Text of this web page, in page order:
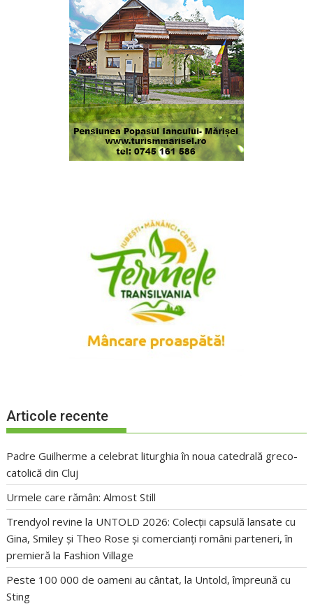
Articole recente
Padre Guilherme a celebrat liturghia în noua catedrală greco-
catolică din Cluj
Urmele care rămân: Almost Still
Trendyol revine la UNTOLD 2026: Colecții capsulă lansate cu
Gina, Smiley și Theo Rose și comercianți români parteneri, în
premieră la Fashion Village
Peste 100 000 de oameni au cântat, la Untold, împreună cu
Sting